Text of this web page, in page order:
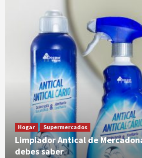
Hogar Supermercados
Limpiador Antical de
debes saber